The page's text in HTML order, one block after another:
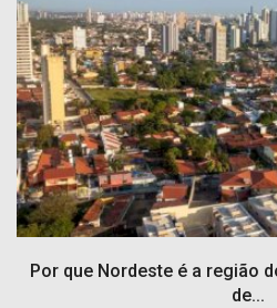
Por que Nordeste é a região
de...